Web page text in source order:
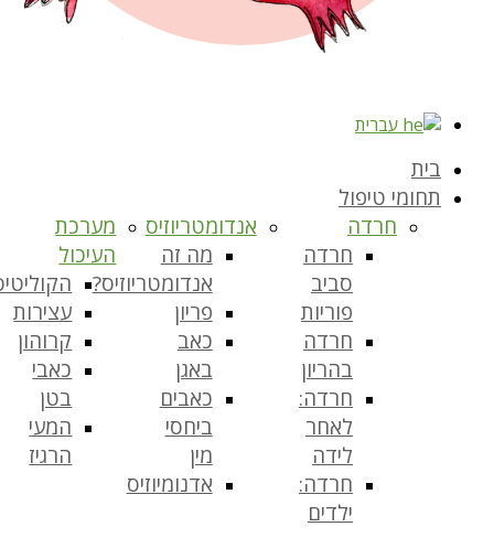
עברית
בית
תחומי טיפול
חרדה
חרדה
סביב
פוריות
חרדה
בהריון
חרדה:
לאחר
לידה
חרדה:
ילדים
אנדומטריוזיס
מה זה
אנדומטריוזיס?
פריון
כאב
באגן
כאבים
ביחסי
מין
אדנומיוזיס
מערכת
העיכול
עצירות
קרוהון
כאבי
בטן
המעי
הרגיז